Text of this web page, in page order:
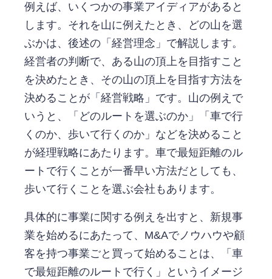
例えば、いくつかの事業アイディアがあると
します。それを山に例えたとき、どの山を選
ぶかは、後述の「経営理念」で解説します。
経営者の判断で、ある山の頂上を目指すこと
を決めたとき、その山の頂上を目指す方法を
決めることが「経営戦略」です。山の例えで
いうと、「どのルートを選ぶのか」「車で行
くのか、歩いて行くのか」などを決めること
が経理戦略にあたります。車で最短距離のル
ートで行くことが一番早い方法だとしても、
歩いて行くことを選ぶ会社もあります。
具体的に事業に関する例えを出すと、新規事
業を始めるにあたって、M&Aでノウハウや顧
客を持つ事業ごと買って始めることは、「車
で最短距離のルートで行く」というイメージ